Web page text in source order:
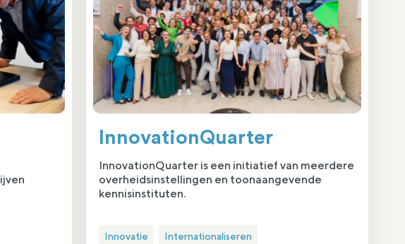
InnovationQuarter
InnovationQuarter is een initiatief van meerdere
overheidsinstellingen en toonaangevende
kennisinstituten.
Innovatie Internationaliseren